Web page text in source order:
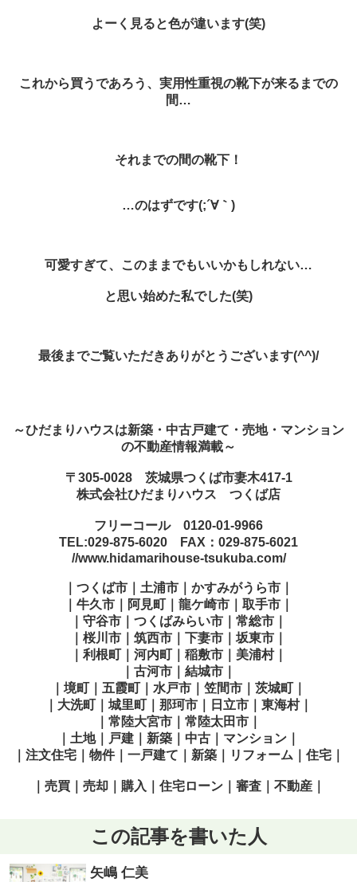
よーく見ると色が違います(笑)
これから買うであろう、実用性重視の靴下が来るまでの
間…
それまでの間の靴下！
…のはずです(;´∀｀)
可愛すぎて、このままでもいいかもしれない…
と思い始めた私でした(笑)
最後までご覧いただきありがとうございます(^^)/
～ひだまりハウスは新築・中古戸建て・売地・マンション
の不動産情報満載～
〒305-0028 茨城県つくば市妻木417-1
株式会社ひだまりハウス つくば店
フリーコール 0120-01-9966
TEL:029-875-6020 FAX：029-875-6021
//www.hidamarihouse-tsukuba.com/
｜つくば市｜土浦市｜かすみがうら市｜
｜牛久市｜阿見町｜龍ケ崎市｜取手市｜
｜守谷市｜つくばみらい市｜常総市｜
｜桜川市｜筑西市｜下妻市｜坂東市｜
｜利根町｜河内町｜稲敷市｜美浦村｜
｜古河市｜結城市｜
｜境町｜五霞町｜水戸市｜笠間市｜茨城町｜
｜大洗町｜城里町｜那珂市｜日立市｜東海村｜
｜常陸大宮市｜常陸太田市｜
｜土地｜戸建｜新築｜中古｜マンション｜
｜注文住宅｜物件｜一戸建て｜新築｜リフォーム｜住宅｜
｜売買｜売却｜購入｜住宅ローン｜審査｜不動産｜
この記事を書いた人
矢嶋 仁美